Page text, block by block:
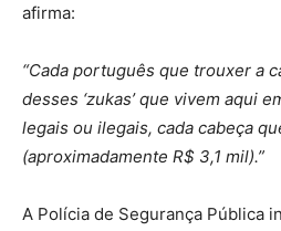
afirma:
“Cada português que trouxer a
desses ‘zukas’ que vivem aqui
legais ou ilegais, cada cabeça
(aproximadamente R$ 3,1 mil).”
A Polícia de Segurança Pública